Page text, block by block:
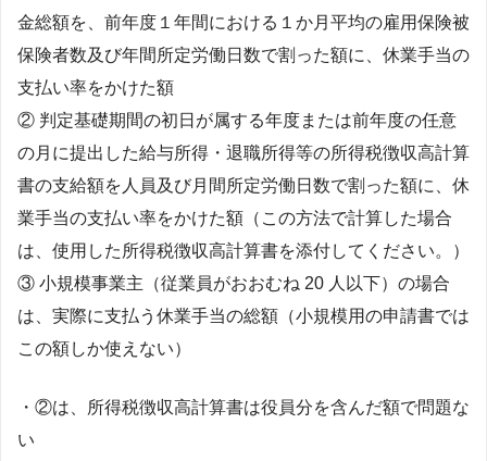
金総額を、前年度１年間における１か月平均の雇用保険被
保険者数及び年間所定労働日数で割った額に、休業手当の
支払い率をかけた額
② 判定基礎期間の初日が属する年度または前年度の任意
の月に提出した給与所得・退職所得等の所得税徴収高計算
書の支給額を人員及び月間所定労働日数で割った額に、休
業手当の支払い率をかけた額（この方法で計算した場合
は、使用した所得税徴収高計算書を添付してください。）
③ 小規模事業主（従業員がおおむね 20 人以下）の場合
は、実際に支払う休業手当の総額（小規模用の申請書では
この額しか使えない）
・②は、所得税徴収高計算書は役員分を含んだ額で問題な
い